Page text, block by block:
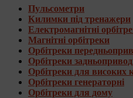
Пульсометри
Килимки під тренажери
Електромагнітні
Магнітні орбітреки
Орбітреки
Орбітреки
Орбітреки для високих
Орбітреки генераторні
Орбітреки для дому